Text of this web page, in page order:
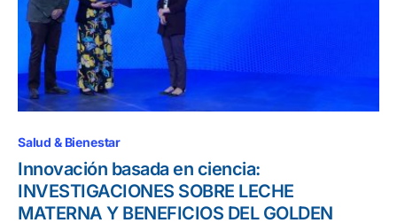
Salud & Bienestar
Innovación basada en ciencia:
INVESTIGACIONES SOBRE LECHE
MATERNA Y BENEFICIOS DEL GOLDEN